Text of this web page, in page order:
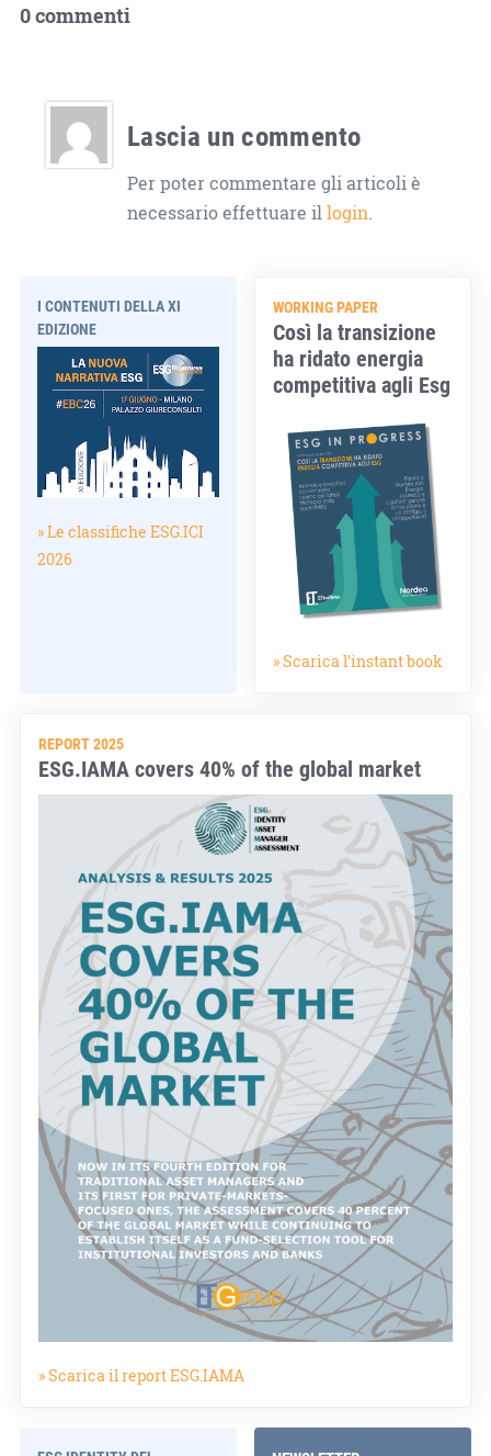
0 commenti
Lascia un commento
Per poter commentare gli articoli è
necessario effettuare illogin.
I CONTENUTI DELLA XI
EDIZIONE
» Le classifiche ESG.ICI
2026
WORKING PAPER
Così la transizione
ha ridato energia
competitiva agli Esg
» Scarica l'instant book
REPORT 2025
ESG.IAMA covers 40% of the global market
» Scarica il report ESG.IAMA